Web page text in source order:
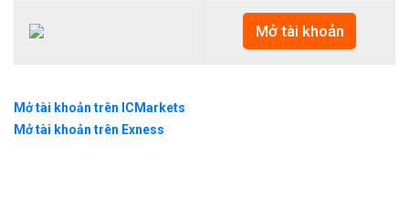
Mở tài khoản
Mở tài khoản trên ICMarkets
Mở tài khoản trên Exness